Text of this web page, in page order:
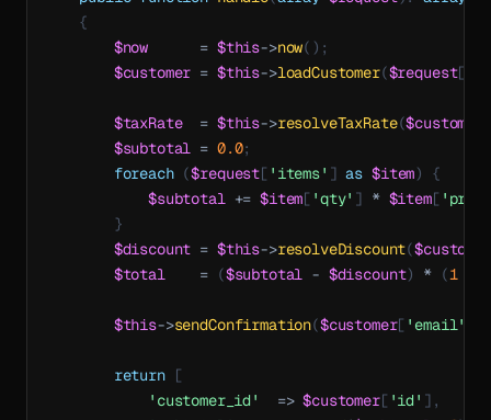
{
$now
= $this->now( ) ;
$customer = $this->loadCustomer($request[
$taxRate = $this->resolveTaxRate($customer
$subtotal = 0.0;
foreach ($request[ 'items' ] as $item)
{
$subtotal += $item[ 'qty' ] * $item[
}
$discount = $this->resolveDiscount($customer
$total
= ($subtotal - $discount) * (1
$this->sendConfirmation($customer[ 'email'
return [
'customer_id'
=> $customer[ 'id' ] ,